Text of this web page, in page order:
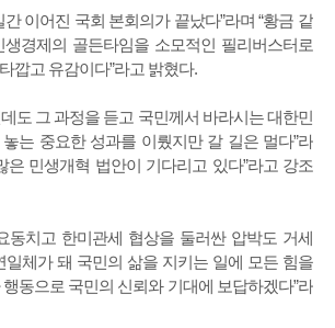
간 이어진 국회 본회의가 끝났다”라며 “황금 같
경제의 골든타임을 소모적인 필리버스터로
깝고 유감이다”라고 밝혔다.
도 그 과정을 듣고 국민께서 바라시는 대한민
는 중요한 성과를 이뤘지만 갈 길은 멀다”라
은 민생개혁 법안이 기다리고 있다”라고 강조
동치고 한미관세 협상을 둘러싼 압박도 거세
일체가 돼 국민의 삶을 지키는 일에 모든 힘을
동으로 국민의 신뢰와 기대에 보답하겠다”라